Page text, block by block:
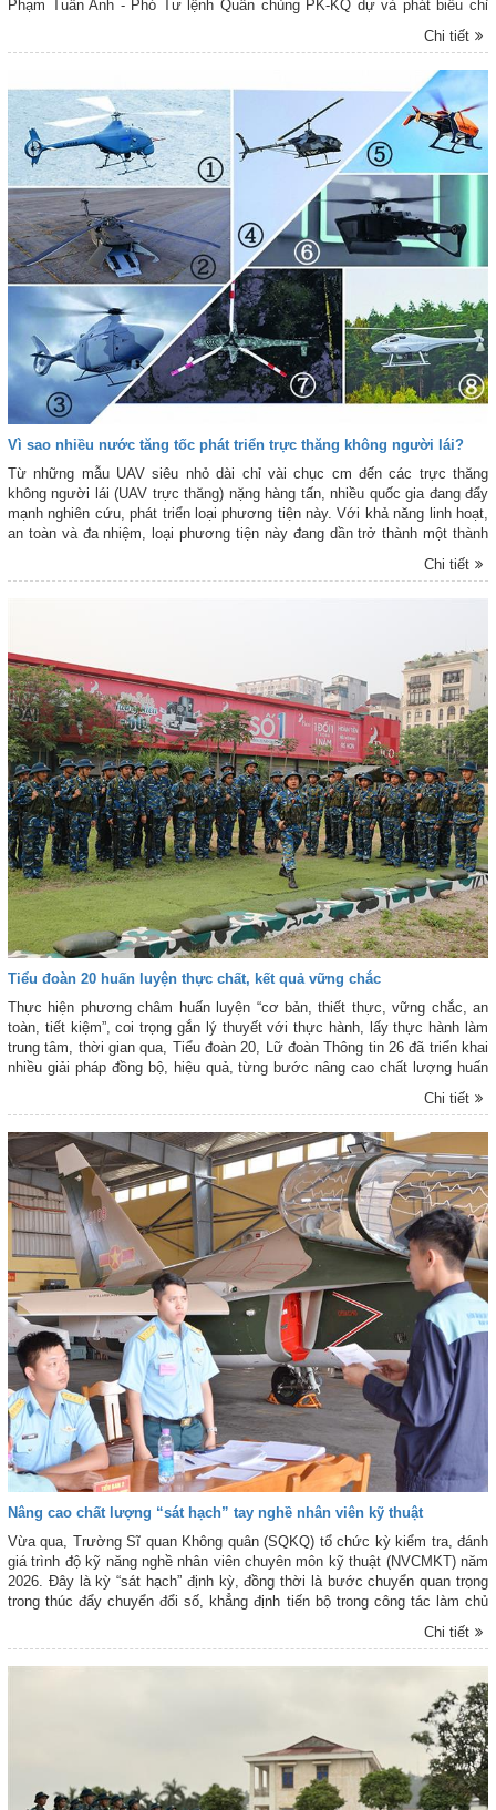
Phạm Tuấn Anh - Phó Tư lệnh Quân chủng PK-KQ dự và phát biểu chỉ
đoàn Quốc phòng, đại biểu các cơ quan, đơn vị trực thuộc Quân chủng
Chi tiết
Vì sao nhiều nước tăng tốc phát triển trực thăng không người lái?
Từ những mẫu UAV siêu nhỏ dài chỉ vài chục cm đến các trực thăng
không người lái (UAV trực thăng) nặng hàng tấn, nhiều quốc gia đang đẩy
mạnh nghiên cứu, phát triển loại phương tiện này. Với khả năng linh hoạt,
an toàn và đa nhiệm, loại phương tiện này đang dần trở thành một thành
Chi tiết
Tiểu đoàn 20 huấn luyện thực chất, kết quả vững chắc
Thực hiện phương châm huấn luyện “cơ bản, thiết thực, vững chắc, an
toàn, tiết kiệm”, coi trọng gắn lý thuyết với thực hành, lấy thực hành làm
trung tâm, thời gian qua, Tiểu đoàn 20, Lữ đoàn Thông tin 26 đã triển khai
nhiều giải pháp đồng bộ, hiệu quả, từng bước nâng cao chất lượng huấn
Chi tiết
Nâng cao chất lượng “sát hạch” tay nghề nhân viên kỹ thuật
Vừa qua, Trường Sĩ quan Không quân (SQKQ) tổ chức kỳ kiểm tra, đánh
giá trình độ kỹ năng nghề nhân viên chuyên môn kỹ thuật (NVCMKT) năm
2026. Đây là kỳ “sát hạch” định kỳ, đồng thời là bước chuyển quan trọng
trong thúc đẩy chuyển đổi số, khẳng định tiến bộ trong công tác làm chủ
Chi tiết